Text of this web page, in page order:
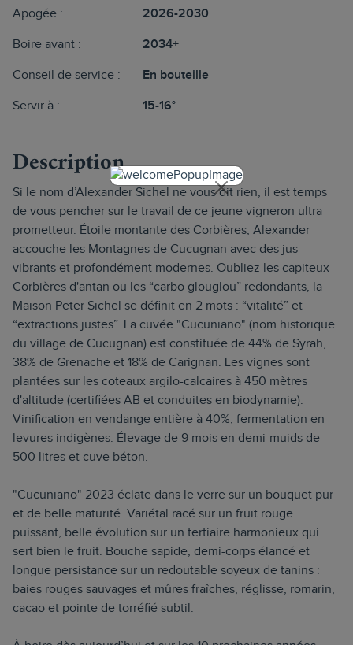
Apogée : 2026-2030
Boire avant : 2034+
Conseil de service : En bouteille
Servir à : 15-16°
Description
Si le nom d’Alexander Sichel ne vous dit rien, il est temps
de vous pencher sur le travail de ce jeune vigneron ultra
prometteur. Étoile montante des Corbières, Alexander
accouche les Montagnes de Cucugnan avec des jus
vibrants et profondément modernes. Oubliez les capiteux
Corbières d'antan ou les “carbo glouglou” redondants, la
Maison Peter Sichel se définit en 2 mots : “vitalité” et
“extractions justes”. La cuvée "Cucuniano" (nom historique
du village de Cucugnan) est constituée de 44% de Syrah,
38% de Grenache et 18% de Carignan. Les vignes sont
plantées sur les coteaux argilo-calcaires à 450 mètres
d'altitude (certifiées AB et conduites en biodynamie).
Vinification en vendange entière à 40%, fermentation en
levures indigènes. Élevage de 9 mois en demi-muids de
500 litres et cuve béton.
"Cucuniano" 2023 éclate dans le verre sur un bouquet pur
et de belle maturité. Variétal racé sur un fruit rouge
puissant, belle évolution sur un tertiaire harmonieux qui
sert bien le fruit. Bouche sapide, demi-corps élancé et
longue persistance sur un redoutable soyeux de tanins :
baies rouges sauvages et mûres fraîches, réglisse, romarin,
cacao et pointe de torréfié subtil.